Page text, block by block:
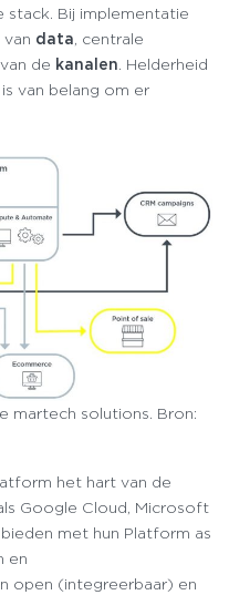
stack. Bij implementatie
data , centrale
de kanalen . Helderheid
van belang om er
martech solutions. Bron:
het hart van de
Google Cloud, Microsoft
met hun Platform as
en
open (integreerbaar) en